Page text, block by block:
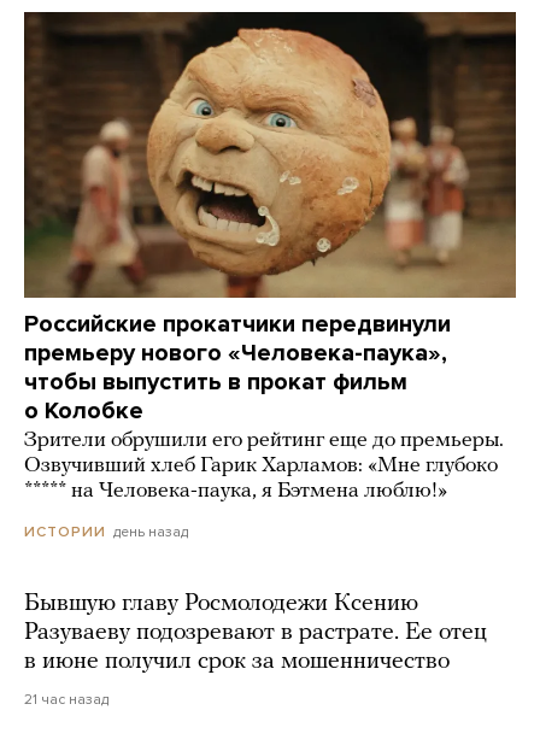
Российские прокатчики передвинули
премьеру нового «Человека-паука»,
чтобы выпустить в прокат фильм
о Колобке
Зрители обрушили его рейтинг еще до премьеры.
Озвучивший хлеб Гарик Харламов: «Мне глубоко
***** на Человека-паука, я Бэтмена люблю!»
ИСТОРИИ день назад
Бывшую главу Росмолодежи Ксению
Разуваеву подозревают в растрате. Ее отец
в июне получил срок за мошенничество
21 час назад